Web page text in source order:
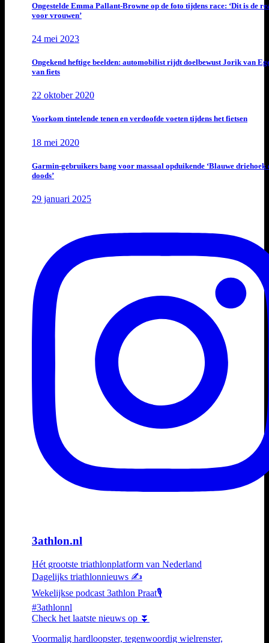
Ongestelde Emma Pallant-Browne op de foto tijdens race: ‘Dit is de
voor vrouwen’
24 mei 2023
Ongekend heftige beelden: automobilist rijdt doelbewust Jorik van
van fiets
22 oktober 2020
Voorkom tintelende tenen en verdoofde voeten tijdens het fietsen
18 mei 2020
Garmin-gebruikers bang voor massaal opduikende ‘Blauwe driehoek
doods’
29 januari 2025
3athlon.nl
Hét grootste triathlonplatform van Nederland
Dagelijks triathlonnieuws ✍️
Wekelijkse podcast 3athlon Praat🎙️
#3athlonnl
Check het laatste nieuws op ⏬
Voormalig hardloopster, tegenwoordig wielrenster,